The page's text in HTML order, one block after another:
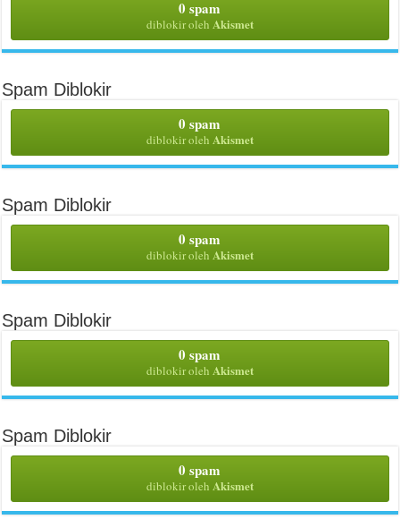
0 spam
diblokir oleh Akismet
Spam Diblokir
0 spam
diblokir oleh Akismet
Spam Diblokir
0 spam
diblokir oleh Akismet
Spam Diblokir
0 spam
diblokir oleh Akismet
Spam Diblokir
0 spam
diblokir oleh Akismet